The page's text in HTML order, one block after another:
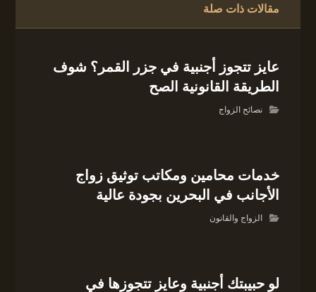
مقالات ذات صلة
عايز تتجوز أجنبية في جزر القمر؟ شوف
الطريقة القانونية الصح
نصائح الزواج
خدمات محامين ومكاتب توثيق زواج
الأجانب في البحرين بجودة عالية
الزواج والقانون
لو حبيبتك أجنبية وعايز تتجوزها في